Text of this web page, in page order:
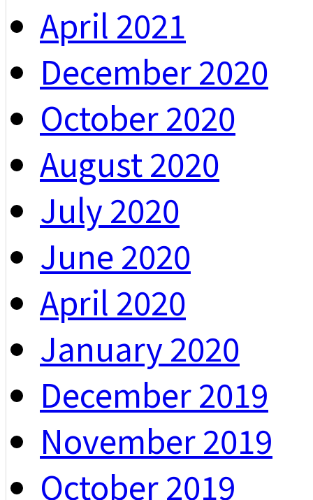
April 2021
December 2020
October 2020
August 2020
July 2020
June 2020
April 2020
January 2020
December 2019
November 2019
October 2019